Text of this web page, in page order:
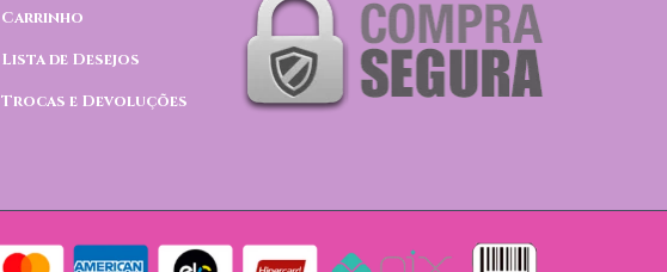
Carrinho
Lista de Desejos
Trocas e Devoluções